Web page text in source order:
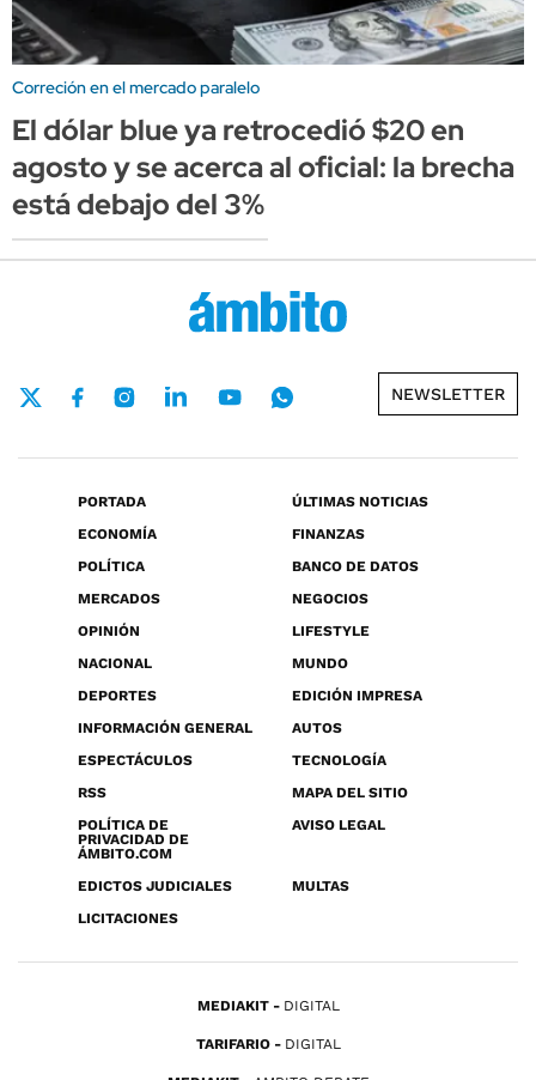
Correción en el mercado paralelo
El dólar blue ya retrocedió $20 en
agosto y se acerca al oficial: la brecha
está debajo del 3%
NEWSLETTER
PORTADA
ÚLTIMAS NOTICIAS
ECONOMÍA
FINANZAS
POLÍTICA
BANCO DE DATOS
MERCADOS
NEGOCIOS
OPINIÓN
LIFESTYLE
NACIONAL
MUNDO
DEPORTES
EDICIÓN IMPRESA
INFORMACIÓN GENERAL
AUTOS
ESPECTÁCULOS
TECNOLOGÍA
RSS
MAPA DEL SITIO
POLÍTICA DE
PRIVACIDAD DE
ÁMBITO.COM
AVISO LEGAL
EDICTOS JUDICIALES
MULTAS
LICITACIONES
MEDIAKIT DIGITAL
TARIFARIO DIGITAL